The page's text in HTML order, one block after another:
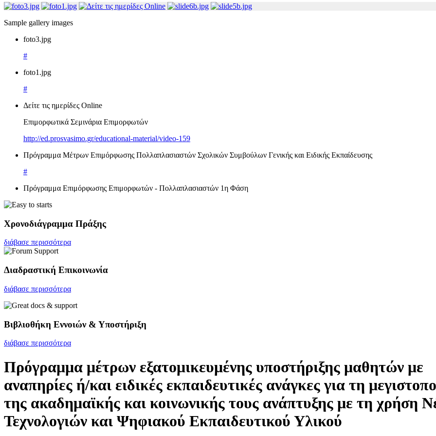
Sample gallery images
foto3.jpg
#
foto1.jpg
#
Δείτε τις ημερίδες Online
Επιμορφωτικά Σεμινάρια Επιμορφωτών
http://ed.prosvasimo.gr/educational-material/video-159
Πρόγραμμα Μέτρων Επιμόρφωσης Πολλαπλασιαστών Σχολικών Συμβούλων Γενικής και Ειδικής Εκπαίδευσης
#
Πρόγραμμα Επιμόρφωσης Επιμορφωτών - Πολλαπλασιαστών 1η Φάση
Χρονοδιάγραμμα Πράξης
διάβασε περισσότερα
Διαδραστική Επικοινωνία
διάβασε περισσότερα
Βιβλιοθήκη Εννοιών & Υποστήριξη
διάβασε περισσότερα
Πρόγραμμα μέτρων εξατομικευμένης υποστήριξης μαθητών με
αναπηρίες ή/και ειδικές εκπαιδευτικές ανάγκες για τη
της ακαδημαϊκής και κοινωνικής τους ανάπτυξης με τη χρήση
Τεχνολογιών και Ψηφιακού Εκπαιδευτικού Υλικού